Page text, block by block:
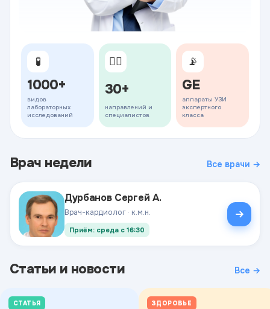
🧪
1000+
видов
лабораторных
исследований
👨‍⚕️
30+
направлений и
специалистов
📡
GE
аппараты УЗИ
экспертного
класса
Врач недели Все врачи →
Дурбанов Сергей А.
Врач-кардиолог · к.м.н.
Приём: среда с 16:30
Статьи и новости Все →
СТАТЬЯ ЗДОРОВЬЕ